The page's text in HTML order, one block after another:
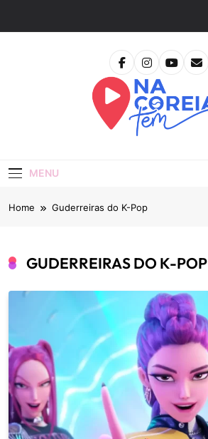
MENU
Home Guderreiras do K-Pop
GUDERREIRAS DO K-POP